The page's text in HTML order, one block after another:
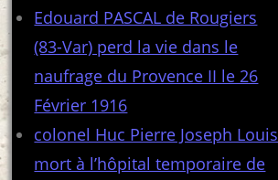
Edouard PASCAL de Rougiers
(83-Var) perd la vie dans le
naufrage du Provence II le 26
Février 1916
colonel Huc Pierre Joseph Louis
mort à l’hôpital temporaire de